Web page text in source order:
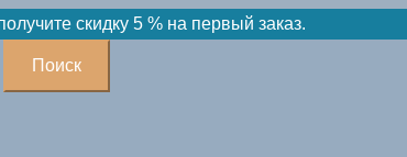
скидку 5 % на первый заказ.
Поиск